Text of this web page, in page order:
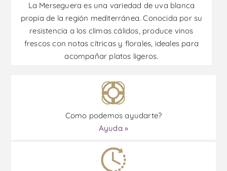
La Merseguera es una variedad de uva blanca
propia de la región mediterránea. Conocida por su
resistencia a los climas cálidos, produce vinos
frescos con notas cítricas y florales, ideales para
acompañar platos ligeros.
Como podemos ayudarte?
Ayuda »